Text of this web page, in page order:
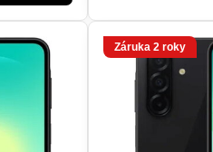
Záruka 2 roky